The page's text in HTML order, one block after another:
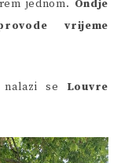
jednom. Ondje
vrijeme
se Louvre